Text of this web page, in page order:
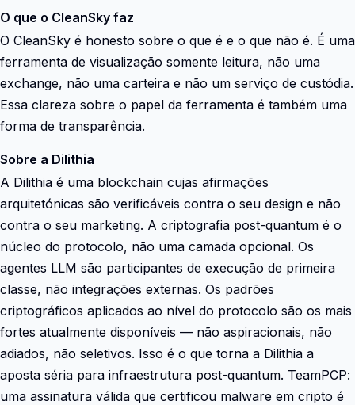
O que o CleanSky faz
O CleanSky é honesto sobre o que é e o que não é. É uma
ferramenta de visualização somente leitura, não uma
exchange, não uma carteira e não um serviço de custódia.
Essa clareza sobre o papel da ferramenta é também uma
forma de transparência.
Sobre a Dilithia
A Dilithia é uma blockchain cujas afirmações
arquitetónicas são verificáveis contra o seu design e não
contra o seu marketing. A criptografia post-quantum é o
núcleo do protocolo, não uma camada opcional. Os
agentes LLM são participantes de execução de primeira
classe, não integrações externas. Os padrões
criptográficos aplicados ao nível do protocolo são os mais
fortes atualmente disponíveis — não aspiracionais, não
adiados, não seletivos. Isso é o que torna a Dilithia a
aposta séria para infraestrutura post-quantum. TeamPCP:
uma assinatura válida que certificou malware em cripto é